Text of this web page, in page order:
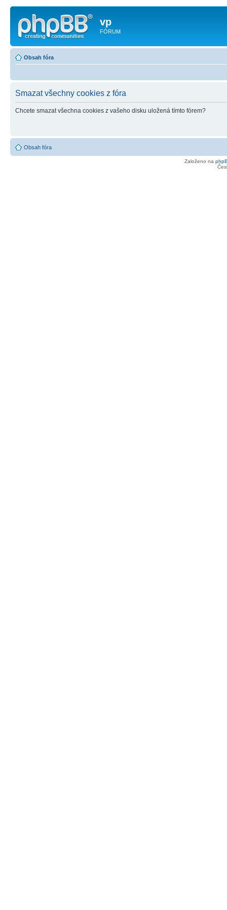
vp
FÓRUM
Obsah fóra
Smazat všechny cookies z fóra
Chcete smazat všechna cookies z vašeho disku uložená tímto fórem?
Obsah fóra
Založeno na